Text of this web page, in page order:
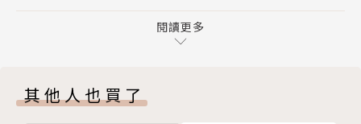
Chapter10 應用實務：YouTube影片下載與影片剪輯
Chapter11 應用實務：網路圖片下載與影像處理
人
閱讀更多
其他人也買了